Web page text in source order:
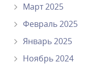
Март 2025
Февраль 2025
Январь 2025
Ноябрь 2024